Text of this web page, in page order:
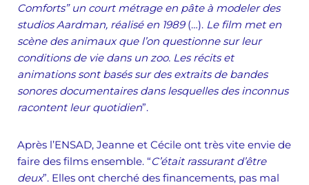
Comforts” un court métrage en pâte à modeler des
studios Aardman, réalisé en 1989(…). Le film met en
scène des animaux que l’on questionne sur leur
conditions de vie dans un zoo. Les récits et
animations sont basés sur des extraits de bandes
sonores documentaires dans lesquelles des inconnus
racontent leur quotidien”.
Après l’ENSAD, Jeanne et Cécile ont très vite envie de
faire des films ensemble. “C’était rassurant d’être
deux”. Elles ont cherché des financements, pas mal